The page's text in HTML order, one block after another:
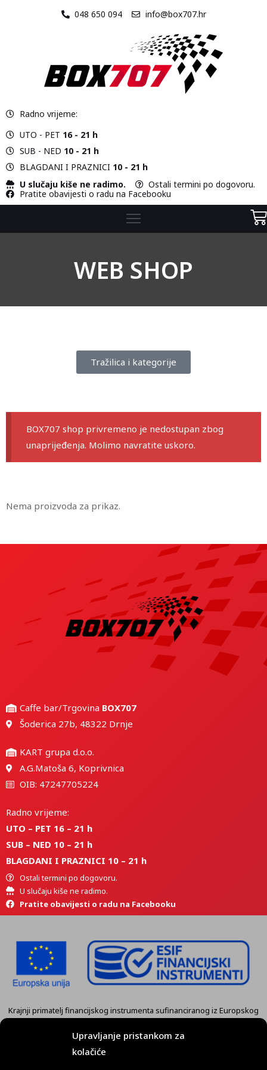
Upravljanje pristankom za
kolačiće
048 650 094 info@box707.hr
Radno vrijeme:
UTO - PET 16 - 21 h
SUB - NED 10 - 21 h
BLAGDANI I PRAZNICI 10 - 21 h
U slučaju kiše ne radimo.
Ostali termini po dogovoru.
Pratite obavijesti o radu na Facebooku
VOZILA
CJENIK
KONTAKT
WEB
WEB SHOP
Tražilica i kategorije
BOX707 shop privremeno je nedostupan zbog
unaprijeđenja. Molimo navratite uskoro.
Nema proizvoda za prikaz.
Caffe bar/Trgovina BOX707
Šoderica 27b, 48322 Drnje
KART grupa d.o.o.
A.G.Matoša 6, Koprivnica
OIB: 47247705224
Radno vrijeme:
UTO – PET 16 – 21 h
SUB – NED 10 – 21 h
BLAGDANI I PRAZNICI 10 – 21 h
Ostali termini po dogovoru.
U slučaju kiše ne radimo.
Pratite obavijesti o radu na Facebooku
Krajnji primatelj financijskog instrumenta sufinanciranog iz Europskog
fonda za regionalni razvoj u sklopu Operativnog programa
„Konkurentnost i kohezija” je tvrtkaKART GRUPA d.o.o. Koprivnica.